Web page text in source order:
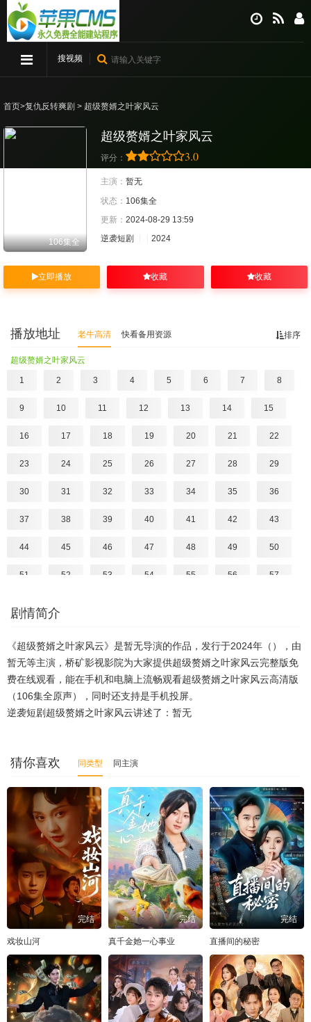
搜视频
首页>复仇反转爽剧 > 超级赘婿之叶家风云
106集全
超级赘婿之叶家风云
评分： 3.0
主演： 暂无
状态： 106集全
更新： 2024-08-29 13:59
逆袭短剧
2024
立即播放 收藏 收藏
排序
播放地址 老牛高清 快看备用资源
超级赘婿之叶家风云
1 2 3 4 5 6 7 8
9 10 11 12 13 14 15
16 17 18 19 20 21 22
23 24 25 26 27 28 29
30 31 32 33 34 35 36
37 38 39 40 41 42 43
44 45 46 47 48 49 50
51 52 53 54 55 56 57
72 73 74 75 76 77 78
79 80 81 82 83 84 85
86 87 88 89 90
100 101 102
106
剧情简介
《超级赘婿之叶家风云》是暂无导演的作品，发行于2024年（），由
暂无等主演，桥矿影视影院为大家提供超级赘婿之叶家风云完整版免
费在线观看，能在手机和电脑上流畅观看超级赘婿之叶家风云高清版
（106集全原声），同时还支持是手机投屏。
逆袭短剧超级赘婿之叶家风云讲述了：暂无
猜你喜欢 同类型 同主演
完结
戏妆山河
完结
真千金她一心事业
完结
直播间的秘密